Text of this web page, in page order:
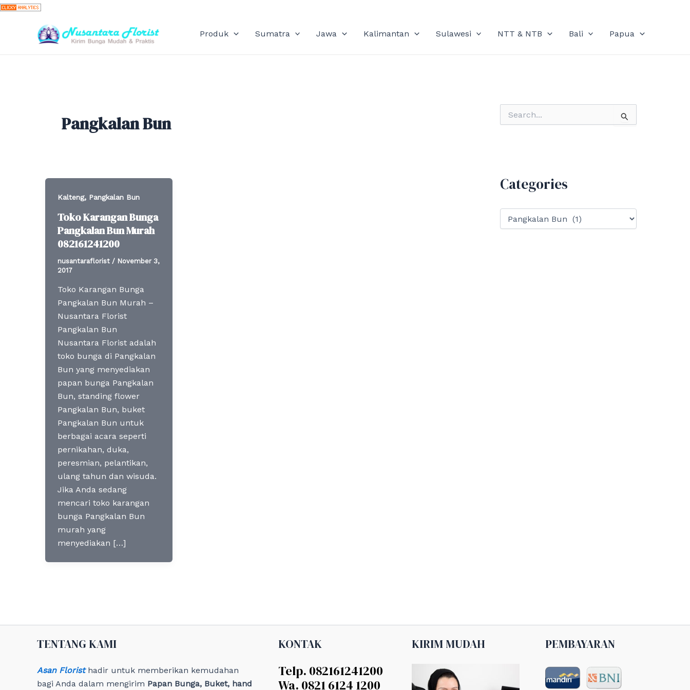
Skip
content
Produk Sumatra Jawa Kalimantan Sulawesi NTT & NTB Bali Papua
Pangkalan Bun
Kalteng, Pangkalan Bun
Toko Karangan Bunga
Pangkalan Bun Murah
082161241200
nusantaraflorist / November 3,
2017
Toko Karangan Bunga
Pangkalan Bun Murah –
Nusantara Florist
Pangkalan Bun
Nusantara Florist adalah
toko bunga di Pangkalan
Bun yang menyediakan
papan bunga Pangkalan
Bun, standing flower
Pangkalan Bun, buket
Pangkalan Bun untuk
berbagai acara seperti
pernikahan, duka,
peresmian, pelantikan,
ulang tahun dan wisuda.
Jika Anda sedang
mencari toko karangan
bunga Pangkalan Bun
murah yang
menyediakan […]
o
Categories
TENTANG KAMI
Asan Floristhadir untuk memberikan kemudahan
bagi Anda dalam mengirim Papan Bunga, Buket, hand
KONTAK
Telp. 082161241200
Wa. 0821 6124 1200
KIRIM MUDAH PEMBAYARAN